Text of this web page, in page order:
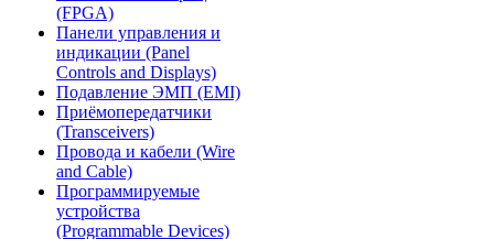
(FPGA)
Панели управления и
индикации (Panel
Controls and Displays)
Подавление ЭМП (EMI)
Приёмопередатчики
(Transceivers)
Провода и кабели (Wire
and Cable)
Программируемые
устройства
(Programmable Devices)